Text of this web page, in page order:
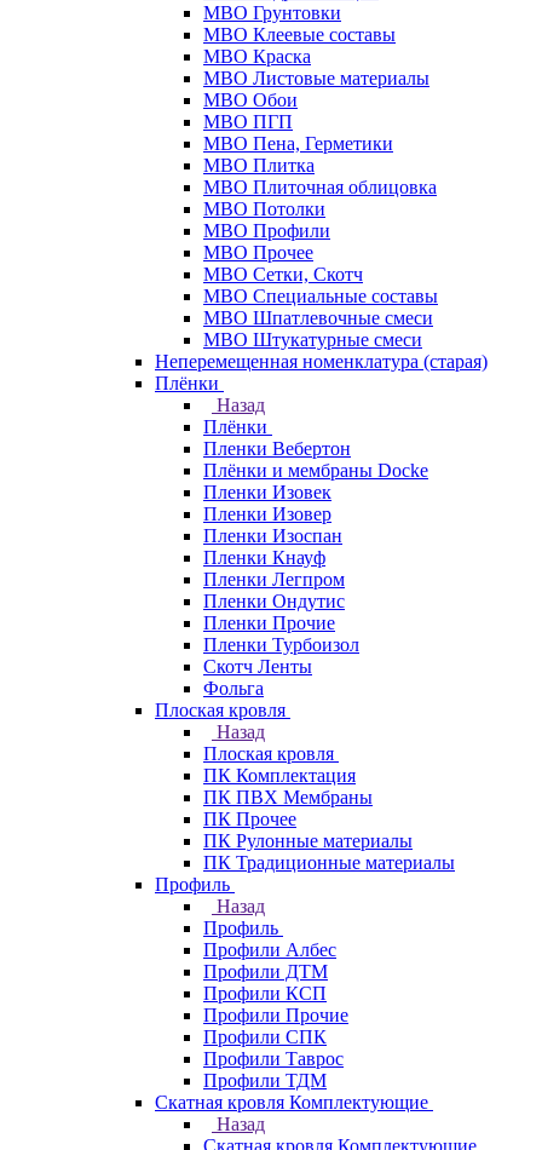
МВО Грунтовки
МВО Клеевые составы
МВО Краска
МВО Листовые материалы
МВО Обои
МВО ПГП
МВО Пена, Герметики
МВО Плитка
МВО Плиточная облицовка
МВО Потолки
МВО Профили
МВО Прочее
МВО Сетки, Скотч
МВО Специальные составы
МВО Шпатлевочные смеси
МВО Штукатурные смеси
Неперемещенная номенклатура (старая)
Плёнки
Назад
Плёнки
Пленки Вебертон
Плёнки и мембраны Docke
Пленки Изовек
Пленки Изовер
Пленки Изоспан
Пленки Кнауф
Пленки Легпром
Пленки Ондутис
Пленки Прочие
Пленки Турбоизол
Скотч Ленты
Фольга
Плоская кровля
Назад
Плоская кровля
ПК Комплектация
ПК ПВХ Мембраны
ПК Прочее
ПК Рулонные материалы
ПК Традиционные материалы
Профиль
Назад
Профиль
Профили Албес
Профили ДТМ
Профили КСП
Профили Прочие
Профили СПК
Профили Таврос
Профили ТДМ
Скатная кровля Комплектующие
Назад
Скатная кровля Комплектующие